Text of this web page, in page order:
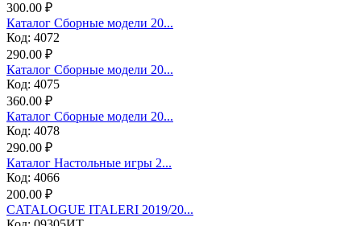
300.00 ₽
Каталог Сборные модели 20...
Код: 4072
290.00 ₽
Каталог Сборные модели 20...
Код: 4075
360.00 ₽
Каталог Сборные модели 20...
Код: 4078
290.00 ₽
Каталог Настольные игры 2...
Код: 4066
200.00 ₽
CATALOGUE ITALERI 2019/20...